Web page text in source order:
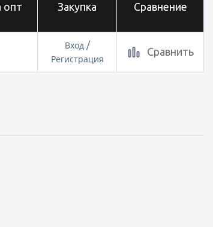
опт Закупка Сравнение
Вход /
Регистрация
Сравнить